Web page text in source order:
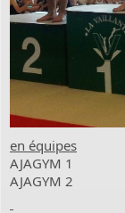
en équipes
AJAGYM 1
AJAGYM 2